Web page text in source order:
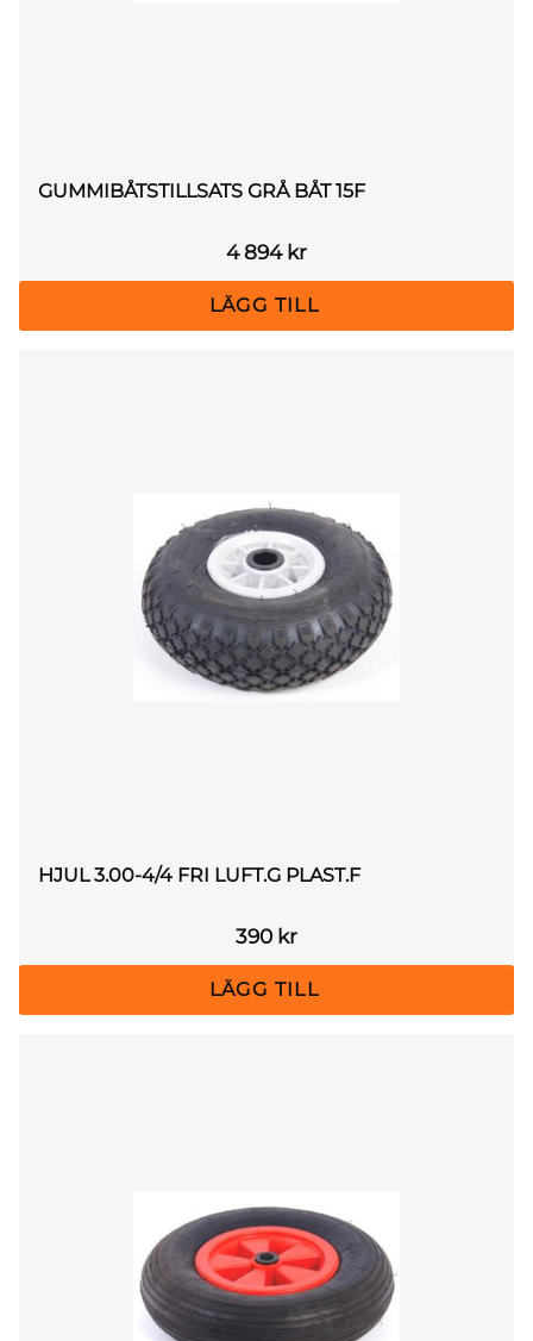
GUMMIBÅTSTILLSATS GRÅ BÅT 15F
4 894kr
HJUL 3.00-4/4 FRI LUFT.G PLAST.F
390 kr